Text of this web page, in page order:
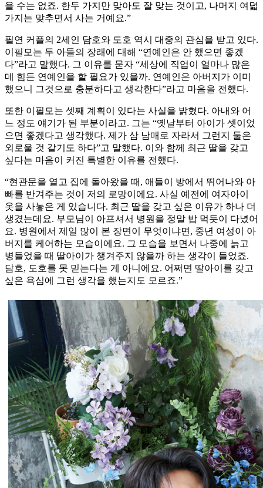
을 수는 없죠. 한두 가지만 맞아도 잘 맞는 것이고, 나머지 여덟
가지는 맞추면서 사는 거예요.”
필연 커플의 2세인 담호와 도호 역시 대중의 관심을 받고 있다.
이필모는 두 아들의 장래에 대해 “연예인은 안 했으면 좋겠
다”라고 말했다. 그 이유를 묻자 “세상에 직업이 얼마나 많은
데 힘든 연예인을 할 필요가 있을까. 연예인은 아버지가 이미
했으니 그것으로 충분하다고 생각한다”라고 마음을 전했다.
또한 이필모는 셋째 계획이 있다는 사실을 밝혔다. 아내와 어
느 정도 얘기가 된 부분이라고. 그는 “옛날부터 아이가 셋이었
으면 좋겠다고 생각했다. 제가 삼 남매로 자라서 그런지 둘은
외로울 것 같기도 하다”고 말했다. 이와 함께 최근 딸을 갖고
싶다는 마음이 커진 특별한 이유를 전했다.
“현관문을 열고 집에 돌아왔을 때, 애들이 방에서 뛰어나와 아
빠를 반겨주는 것이 저의 로망이에요. 사실 예전에 여자아이
옷을 사놓은 게 있습니다. 최근 딸을 갖고 싶은 이유가 하나 더
생겼는데요. 부모님이 아프셔서 병원을 정말 밥 먹듯이 다녔어
요. 병원에서 제일 많이 본 장면이 무엇이냐면, 중년 여성이 아
버지를 케어하는 모습이에요. 그 모습을 보면서 나중에 늙고
병들었을 때 딸아이가 챙겨주지 않을까 하는 생각이 들었죠.
담호, 도호를 못 믿는다는 게 아니에요. 어쩌면 딸아이를 갖고
싶은 욕심에 그런 생각을 했는지도 모르죠.”